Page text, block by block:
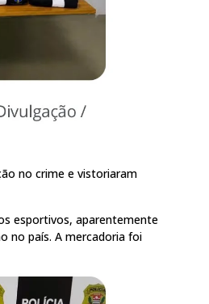
no crime e vistoriaram
esportivos, aparentemente
no país. A mercadoria foi